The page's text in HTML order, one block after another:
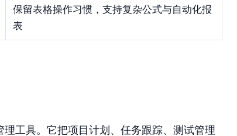
保留表格操作习惯，支持复杂公式与自动化报
表
工具。它把项目计划、任务跟踪、测试管理